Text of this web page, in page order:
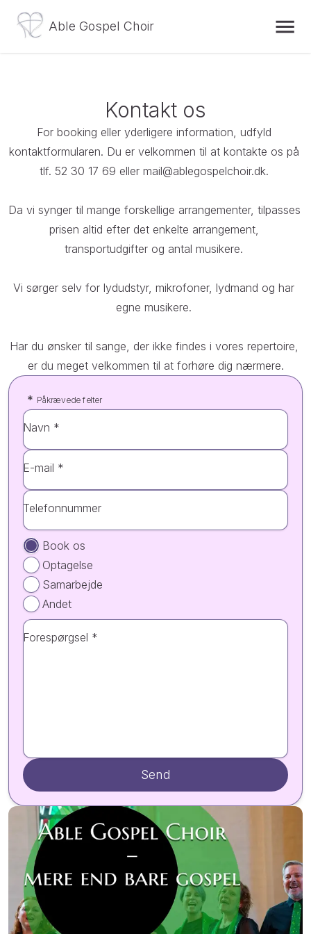
Able Gospel Choir
Kontakt os
For booking eller yderligere information, udfyld
kontaktformularen. Du er velkommen til at kontakte os på
tlf. 52 30 17 69 eller mail@ablegospelchoir.dk.
Da vi synger til mange forskellige arrangementer, tilpasses
prisen altid efter det enkelte arrangement,
transportudgifter og antal musikere.
Vi sørger selv for lydudstyr, mikrofoner, lydmand og har
egne musikere.
Har du ønsker til sange, der ikke findes i vores repertoire,
er du meget velkommen til at forhøre dig nærmere.
* Påkrævede felter
Navn *
E-mail *
Telefonnummer
Book os
Optagelse
Samarbejde
Andet
Forespørgsel *
Send